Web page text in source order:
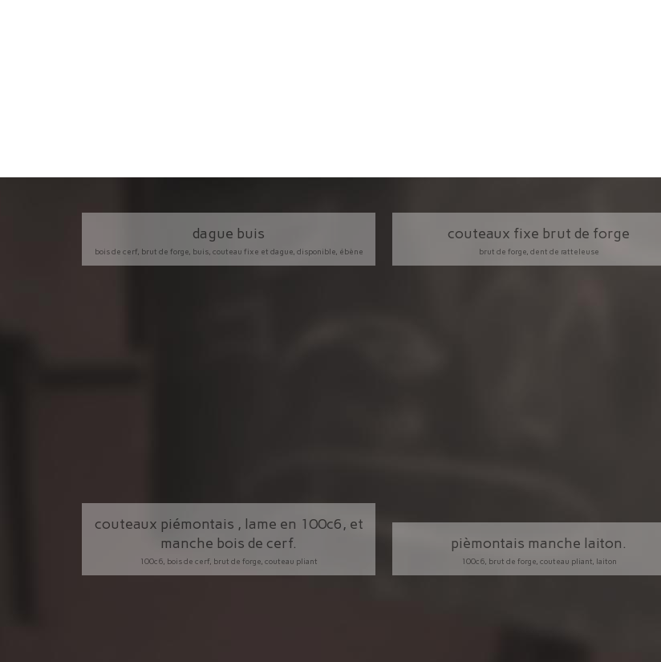
dague buis
bois de cerf, brut de forge, buis, couteau fixe et dague, disponible, ébène
couteaux fixe brut de forge
brut de forge, dent de ratteleuse
couteaux piémontais , lame en 100c6, et
manche bois de cerf.
100c6, bois de cerf, brut de forge, couteau pliant
pièmontais manche laiton.
100c6, brut de forge, couteau pliant, laiton